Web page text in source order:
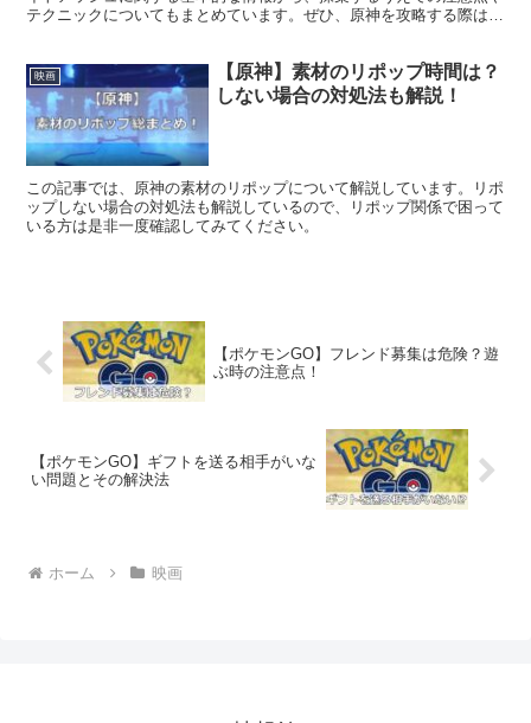
テクニックについてもまとめています。ぜひ、原神を攻略する際は参
映画
【原神】素材のリポップ時間は？
しない場合の対処法も解説！
この記事では、原神の素材のリポップについて解説しています。リポ
ップしない場合の対処法も解説しているので、リポップ関係で困って
いる方は是非一度確認してみてください。
【ポケモンGO】フレンド募集は危険？遊
ぶ時の注意点！
【ポケモンGO】ギフトを送る相手がいな
い問題とその解決法
ホーム 映画